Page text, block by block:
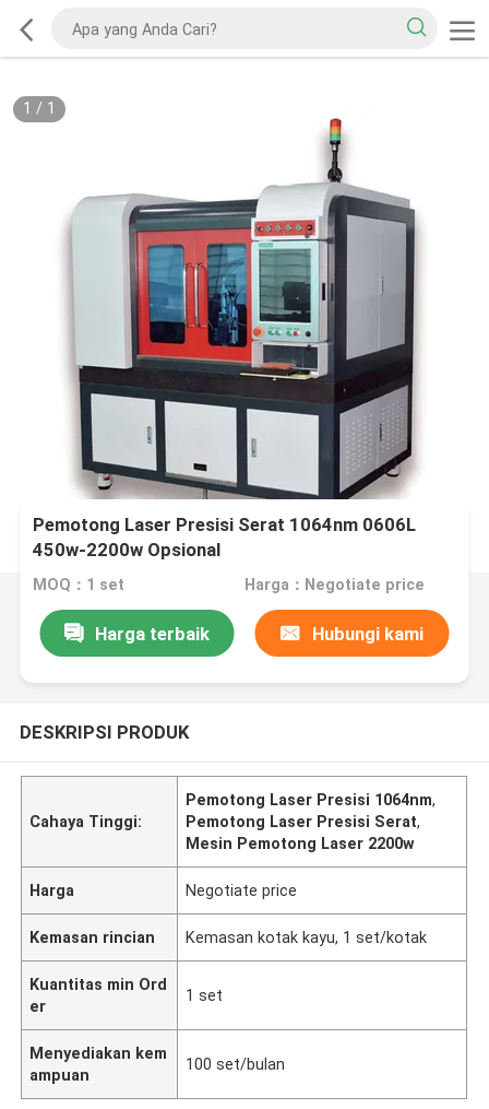
1 / 1
Pemotong Laser Presisi Serat 1064nm 0606L
450w-2200w Opsional
MOQ：1 set Harga：Negotiate price
Harga terbaik Hubungi kami
DESKRIPSI PRODUK
Cahaya Tinggi:
Pemotong Laser Presisi 1064nm,
Pemotong Laser Presisi Serat,
Mesin Pemotong Laser 2200w
Harga Negotiate price
Kemasan rincian Kemasan kotak kayu, 1 set/kotak
Kuantitas min Ord
er
1 set
Menyediakan kem
ampuan
100 set/bulan